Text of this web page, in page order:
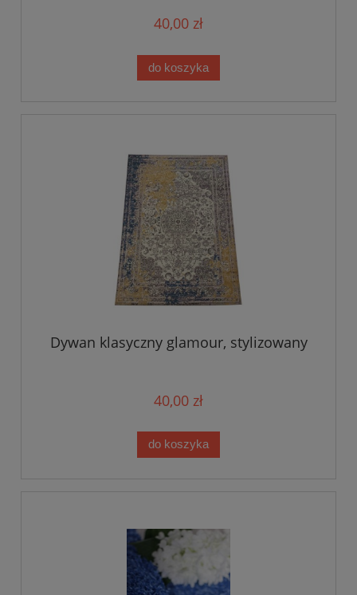
40,00 zł
do koszyka
Dywan klasyczny glamour, stylizowany
40,00 zł
do koszyka